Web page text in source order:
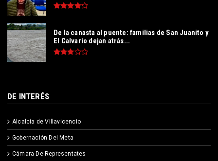
De la canasta al puente: familias de San Juanito y
El Calvario dejan atrás...
DE INTERÉS
Alcalcía de Villavicencio
Gobernación Del Meta
Cámara De Representates